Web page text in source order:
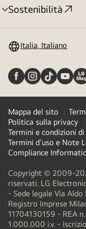
Sostenibilità
Attivazione
Italia, Italiano
Mappa del sito
Politica sulla privacy
Termini e condizioni
Termini d'uso e Note
Compliance
Copyright © 2009-
riservati. LG
- Sede legale Via
Registro Imprese
11704130159 - REA
1.000.000 i.v. -